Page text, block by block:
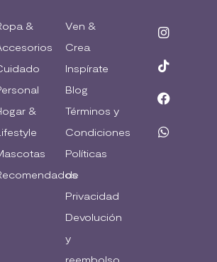
&
&
Ven &
Crea
Inspírate
Blog
Términos y
Condiciones
Políticas
de
Privacidad
Devolución
y